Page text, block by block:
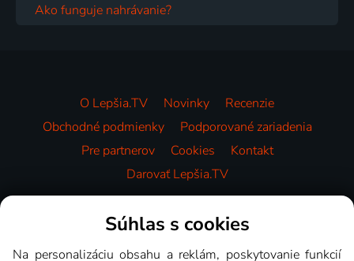
Ako funguje nahrávanie?
O Lepšia.TV Novinky
Recenzie
Obchodné podmienky
Podporované zariadenia
Pre partnerov
Cookies
Kontakt
Darovať Lepšia.TV
Videotéka
Súhlas s cookies
Na personalizáciu obsahu a reklám, poskytovanie funkcií